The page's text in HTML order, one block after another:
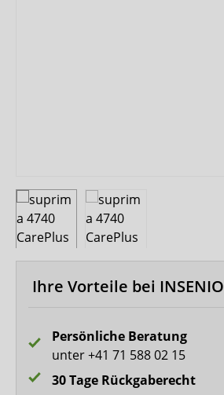
Ihre Vorteile bei INSENIO
Persönliche Beratung
unter +41 71 588 02 15
30 Tage Rückgaberecht